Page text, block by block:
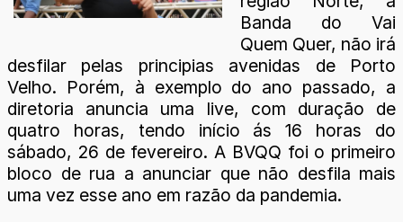
Banda do Vai
Quem Quer, não irá
desfilar pelas principias avenidas de Porto
Velho. Porém, à exemplo do ano passado, a
diretoria anuncia uma live, com duração de
quatro horas, tendo início ás 16 horas do
sábado, 26 de fevereiro. A BVQQ foi o primeiro
bloco de rua a anunciar que não desfila mais
uma vez esse ano em razão da pandemia.